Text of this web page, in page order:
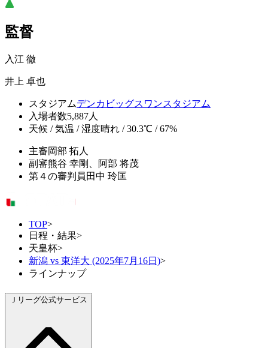
監督
入江 徹
井上 卓也
スタジアムデンカビッグスワンスタジアム
入場者数5,887人
天候 / 気温 / 湿度晴れ / 30.3℃ / 67%
主審岡部 拓人
副審熊谷 幸剛、阿部 将茂
第４の審判員 田中 玲匡
TOP>
日程・結果>
天皇杯>
新潟 vs 東洋大 (2025年7月16日)>
ラインナップ
Ｊリーグ公式サービス